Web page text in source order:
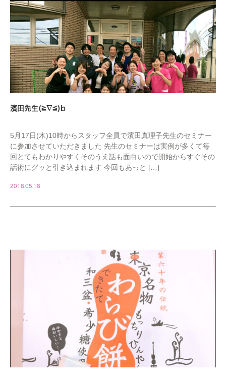
濱田先生(≧∇≦)b
5月17日(木)10時からスタッフ全員で濱田真理子先生のセミナー
に参加させていただきました 先生のセミナーは実例が多くて毎
回とてもわかりやすくそのうえ話も面白いので開始からすぐその
話術にグッと引き込まれます 今回もあっと […]
2018.05.18